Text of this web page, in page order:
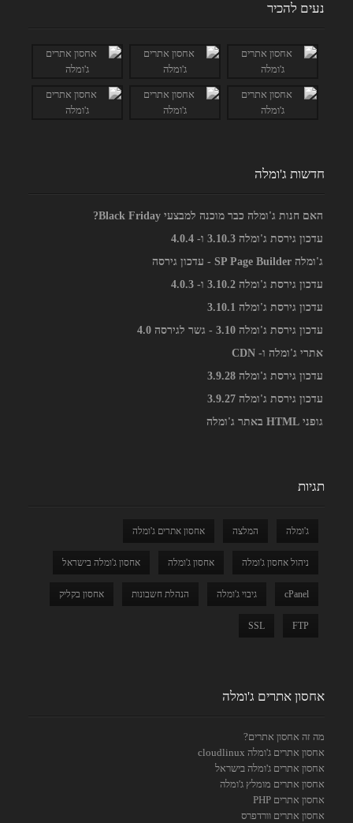
נעים להכיר
חדשות ג'ומלה
האם חנות ג'ומלה כבר מוכנה למבצעי Black Friday?
עדכון גירסת ג'ומלה 3.10.3 ו- 4.0.4
ג'ומלה SP Page Builder - עדכון גירסה
עדכון גירסת ג'ומלה 3.10.2 ו- 4.0.3
עדכון גירסת ג'ומלה 3.10.1
עדכון גירסת ג'ומלה 3.10 - גשר לגירסה 4.0
אתרי ג'ומלה ו- CDN
עדכון גירסת ג'ומלה 3.9.28
עדכון גירסת ג'ומלה 3.9.27
גופני HTML באתר ג'ומלה
תגיות
ג'ומלה המלצה אחסון אתרים ג'ומלה
ניהול אחסון ג'ומלה אחסון ג'ומלה אחסון ג'ומלה בישראל
cPanel גיבוי ג'ומלה הנהלת חשבונות אחסון בקליק
FTP
SSL
אחסון אתרים ג'ומלה
מה זה אחסון אתרים?
אחסון אתרים ג'ומלה cloudlinux
אחסון אתרים ג'ומלה בישראל
אחסון אתרים מומלץ ג'ומלה
אחסון אתרים PHP
אחסון אתרים וורדפרס